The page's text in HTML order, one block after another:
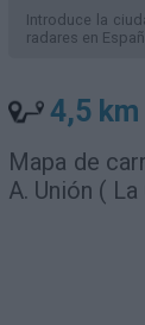
Introduce la
radares en
4,5 km
Mapa de
A. Unión (